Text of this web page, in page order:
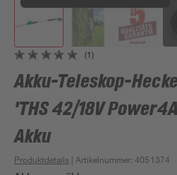
(1)
Akku-Teleskop-
'THS 42/18V
Akku
Produktdetails | Artikelnummer:4051374